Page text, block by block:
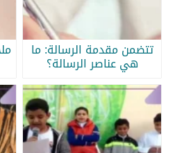
تتضمن مقدمة الرسالة: ما
هي عناصر الرسالة؟